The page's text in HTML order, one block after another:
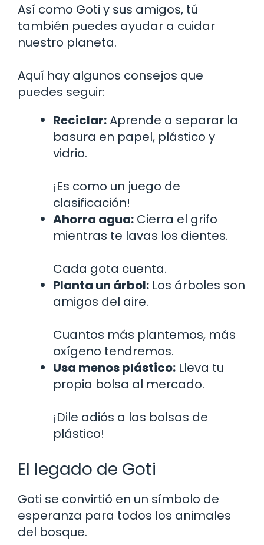
Así como Goti y sus amigos, tú
también puedes ayudar a cuidar
nuestro planeta.
Aquí hay algunos consejos que
puedes seguir:
Reciclar:Aprende a separar la
basura en papel, plástico y
vidrio.
¡Es como un juego de
clasificación!
Ahorra agua: Cierra el grifo
mientras te lavas los dientes.
Cada gota cuenta.
Planta un árbol: Los árboles son
amigos del aire.
Cuantos más plantemos, más
oxígeno tendremos.
Usa menos plástico: Lleva tu
propia bolsa al mercado.
¡Dile adiós a las bolsas de
plástico!
El legado de Goti
Goti se convirtió en un símbolo de
esperanza para todos los animales
del bosque.